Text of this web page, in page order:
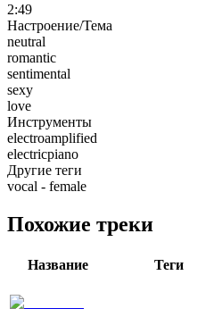
2:49
Настроение/Тема
neutral
romantic
sentimental
sexy
love
Инструменты
electroamplified
electricpiano
Другие теги
vocal - female
Похожие треки
Название Теги